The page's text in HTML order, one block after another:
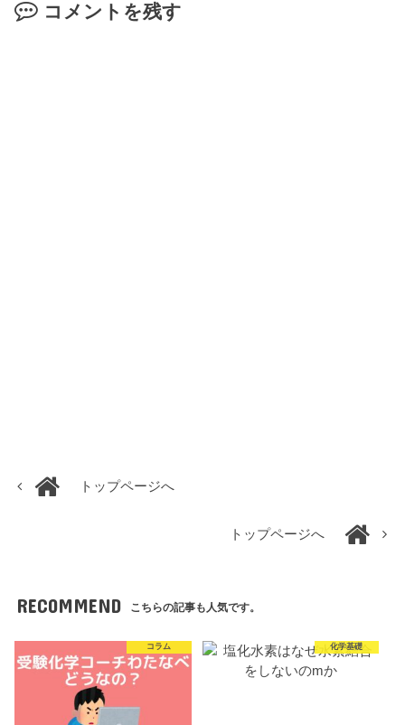
コメントを残す
トップページへ
トップページへ
RECOMMEND こちらの記事も人気です。
コラム 化学基礎